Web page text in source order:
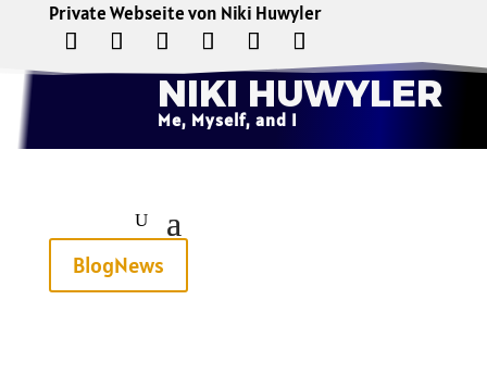
Private Webseite von Niki Huwyler
NIKI HUWYLER
Me, Myself, and I
BlogNews